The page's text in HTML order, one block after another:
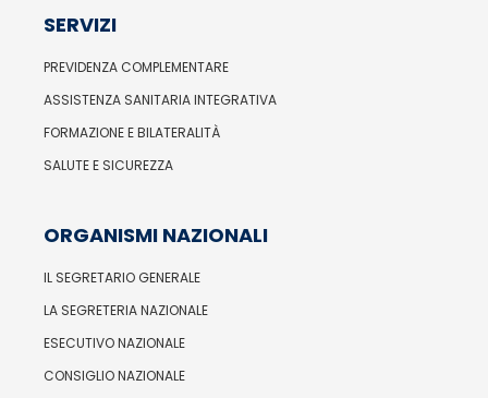
SERVIZI
PREVIDENZA COMPLEMENTARE
ASSISTENZA SANITARIA INTEGRATIVA
FORMAZIONE E BILATERALITÀ
SALUTE E SICUREZZA
ORGANISMI NAZIONALI
IL SEGRETARIO GENERALE
LA SEGRETERIA NAZIONALE
ESECUTIVO NAZIONALE
CONSIGLIO NAZIONALE